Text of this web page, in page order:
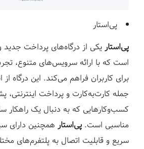
پی‌استار
پی‌استاریکی از درگاه‌های پرداخت جدید
است که با ارائه سرویس‌های متنوع،
برای کاربران فراهم می‌کند. این درگاه از
جمله کارت‌به‌کارت و پرداخت اینترنتی،
کسب‌وکارهایی که به دنبال یک راهکار
مناسبی است. پی‌استار همچنین دارای
سریع و قابلیت اتصال به پلتفرم‌های